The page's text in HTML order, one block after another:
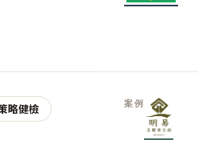
略健檢 案例